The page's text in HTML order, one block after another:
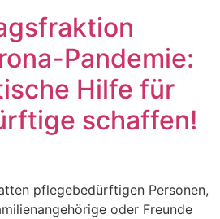
Pandemie:
Hilfe für
schaffen!
pflegebedürftigen Personen,
oder Freunde